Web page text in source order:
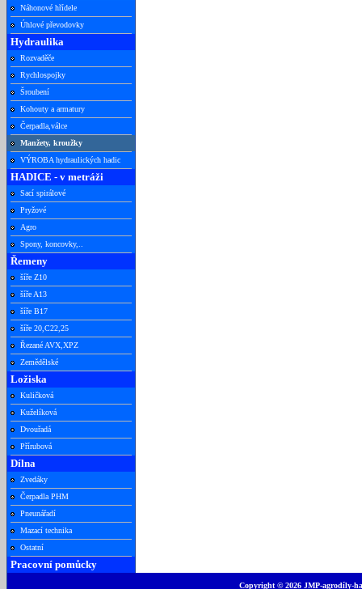
Náhonové hřídele
Úhlové převodovky
Hydraulika
Rozvaděče
Rychlospojky
Šroubení
Kohouty a armatury
Čerpadla,válce
Manžety, kroužky
VÝROBA hydraulických hadic
HADICE - v metráži
Sací spirálové
Pryžové
Agro
Spony, koncovky,..
Řemeny
šíře Z10
šíře A13
šíře B17
šíře 20,C22,25
Řezané AVX,XPZ
Zemědělské
Ložiska
Kuličková
Kuželíková
Dvouřadá
Přírubová
Dílna
Zvedáky
Čerpadla PHM
Pneunářadí
Mazací technika
Ostatní
Pracovní pomůcky
Copyright © 2026 JMP-agrodíly-